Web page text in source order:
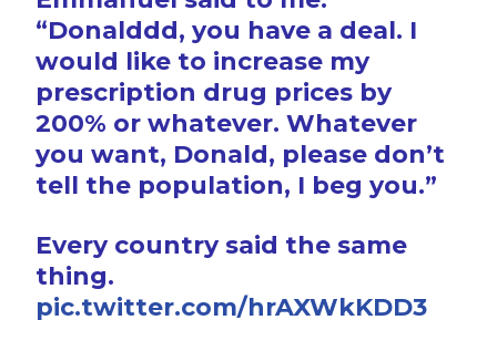
“Donalddd, you have a deal. I
would like to increase my
prescription drug prices by
200% or whatever. Whatever
you want, Donald, please don’t
tell the population, I beg you.”
Every country said the same
thing.
pic.twitter.com/hrAXWkKDD3